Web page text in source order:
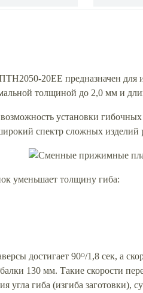
20ЕЕ предназначен для
толщиной до 2,0 мм и
возможность установки
спектр сложных изделий
уменьшает толщину гиба:
достигает 90ᴼ/1,8 сек, а
130 мм. Такие скорости
угла гиба (изгиба